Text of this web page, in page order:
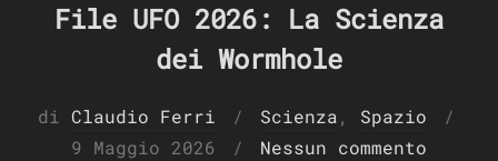
File UFO 2026: La Scienza
dei Wormhole
di Claudio Ferri Scienza, Spazio
Pubblicato
9 Maggio 2026 Nessun commento